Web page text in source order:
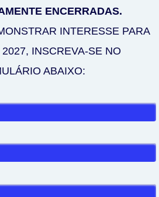
ENCERRADAS.
INTERESSE PARA
INSCREVA-SE NO
ABAIXO: